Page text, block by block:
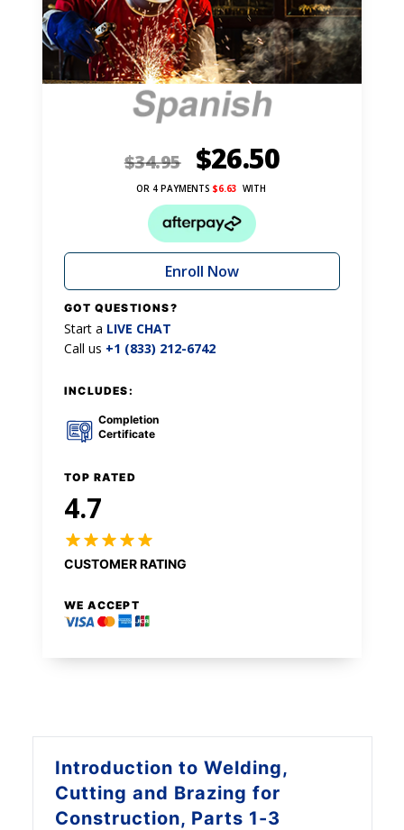
Introduction to Welding,
Cutting and Brazing for
Construction, Parts 1-3
$34.95 $26.50
OR 4 PAYMENTS $6.63 WITH
Enroll Now
GOT QUESTIONS?
Start a LIVE CHAT
Call us +1 (833) 212-6742
INCLUDES:
Completion
Certificate
TOP RATED
4.7
CUSTOMER RATING
WE ACCEPT